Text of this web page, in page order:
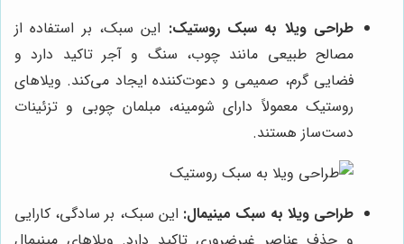
طراحی ویلا به سبک روستیک: این سبک، بر استفاده از
مصالح طبیعی مانند چوب، سنگ و آجر تاکید دارد و
فضایی گرم، صمیمی و دعوت‌کننده ایجاد می‌کند. ویلاهای
روستیک معمولاً دارای شومینه، مبلمان چوبی و تزئینات
دست‌ساز هستند.
طراحی ویلا به سبک مینیمال: این سبک، بر سادگی، کارایی